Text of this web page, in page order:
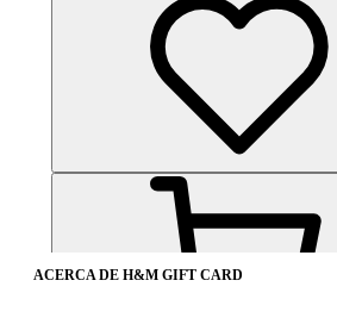
ACERCA DE H&M GIFT CARD